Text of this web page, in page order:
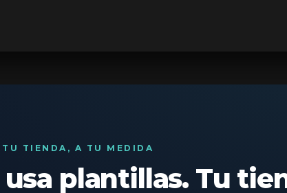
TU TIENDA, A TU MEDIDA
plantillas. Tu